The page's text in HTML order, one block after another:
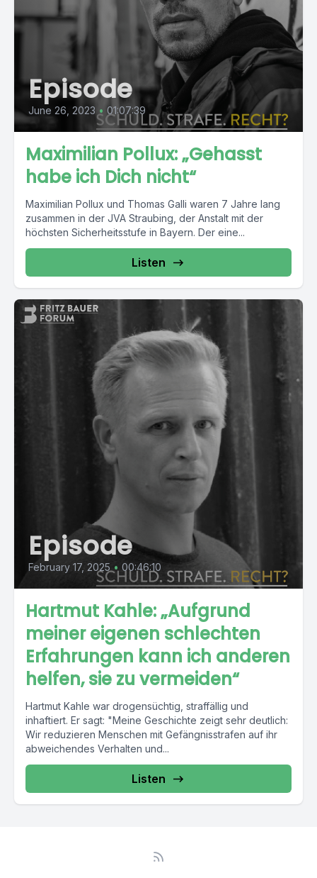
Episode
June 26, 2023 • 01:07:39
Maximilian Pollux: „Gehasst
habe ich Dich nicht“
Maximilian Pollux und Thomas Galli waren 7 Jahre lang
zusammen in der JVA Straubing, der Anstalt mit der
höchsten Sicherheitsstufe in Bayern. Der eine...
Listen
Episode
February 17, 2025 • 00:46:10
Hartmut Kahle: „Aufgrund
meiner eigenen schlechten
Erfahrungen kann ich anderen
helfen, sie zu vermeiden“
Hartmut Kahle war drogensüchtig, straffällig und
inhaftiert. Er sagt: "Meine Geschichte zeigt sehr deutlich:
Wir reduzieren Menschen mit Gefängnisstrafen auf ihr
abweichendes Verhalten und...
Listen